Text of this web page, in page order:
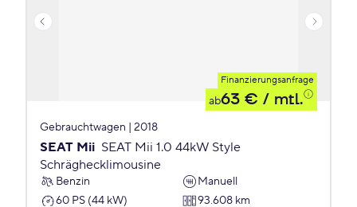
Finanzierungsanfrage
ab63 € / mtl.
Gebrauchtwagen | 2018
SEAT Mii SEAT Mii 1.0 44kW Style
Schräghecklimousine
Benzin
Manuell
60 PS (44 kW)
93.608 km